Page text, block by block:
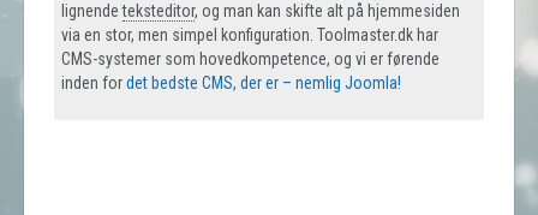
lignendeteksteditor, og man kan skifte alt på hjemmesiden
via en stor, men simpel konfiguration. Toolmaster.dk har
CMS-systemer som hovedkompetence, og vi er førende
inden fordet bedste CMS, der er – nemlig Joomla!